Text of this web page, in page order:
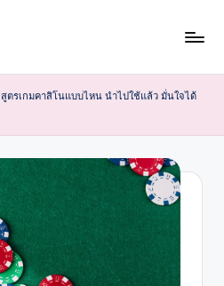
สูตรเกมคาสิโนแบบไหน นำไปใช้แล้ว มั่นใจได้